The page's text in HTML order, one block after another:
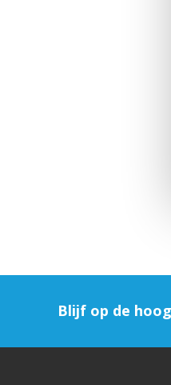
Blijf op de